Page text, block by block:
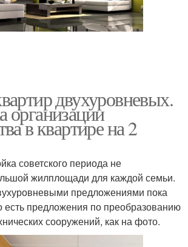
двухуровневых.
организации
в квартире на 2
советского периода не
жилплощади для каждой семьи.
предложениями пока
есть предложения по преобразованию
сооружений, как на фото.